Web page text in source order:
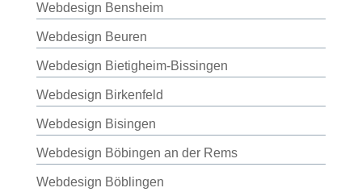
Webdesign Bensheim
Webdesign Beuren
Webdesign Bietigheim-Bissingen
Webdesign Birkenfeld
Webdesign Bisingen
Webdesign Böbingen an der Rems
Webdesign Böblingen